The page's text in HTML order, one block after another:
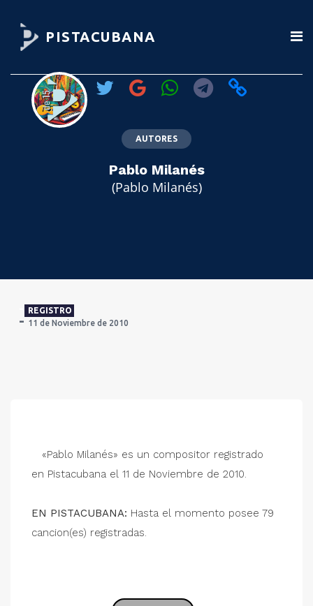
PISTACUBANA
AUTORES
Pablo Milanés
(Pablo Milanés)
REGISTRO
11 de Noviembre de 2010
«Pablo Milanés» es un compositor registrado
en Pistacubana el 11 de Noviembre de 2010.
EN PISTACUBANA: Hasta el momento posee 79
cancion(es) registradas.